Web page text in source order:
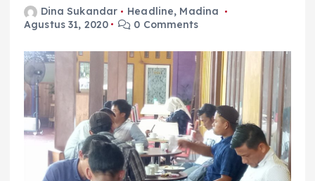
Dina Sukandar Headline, Madina
Agustus 31, 2020
0 Comments